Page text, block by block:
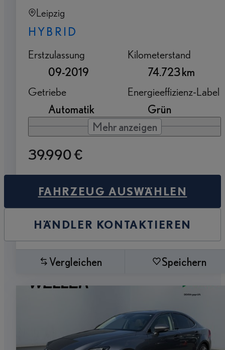
Leipzig
HYBRID
Erstzulassung
09-2019
Kilometerstand
74.723 km
Getriebe
Automatik
Energieeffizienz-Label
Grün
Mehr anzeigen
39.990 €
FAHRZEUG AUSWÄHLEN
HÄNDLER KONTAKTIEREN
Vergleichen Speichern